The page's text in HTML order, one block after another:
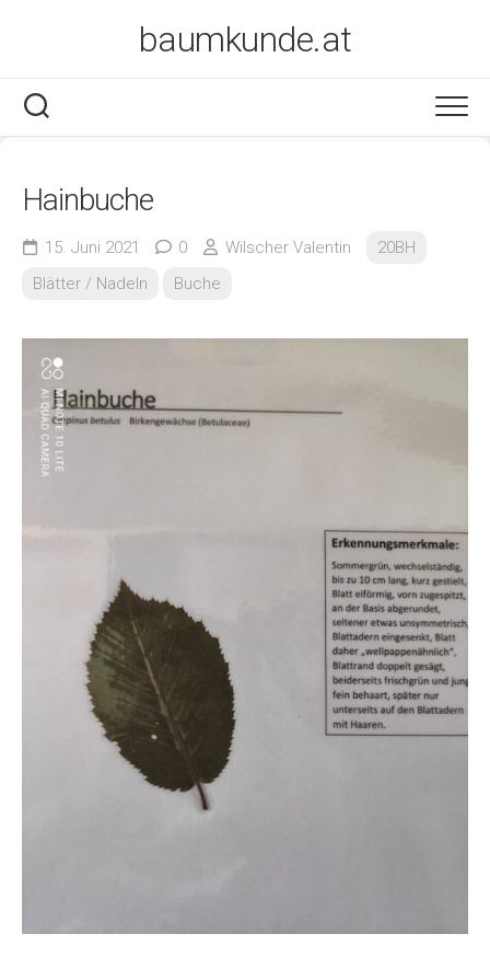
baumkunde.at
Hainbuche
15. Juni 2021 0 Wilscher Valentin
20BH
Blätter / Nadeln
Buche